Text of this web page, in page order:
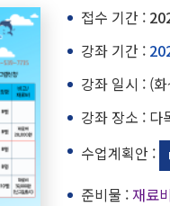
접수 기간 :
강좌 기간 :
강좌 일시 : (
강좌 장소 : 다
수업계획안 :
준비물 :재료